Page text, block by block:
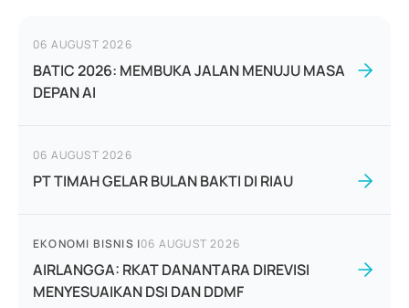
06 AUGUST 2026
BATIC 2026: MEMBUKA JALAN MENUJU MASA
DEPAN AI
06 AUGUST 2026
PT TIMAH GELAR BULAN BAKTI DI RIAU
EKONOMI BISNIS |06 AUGUST 2026
AIRLANGGA: RKAT DANANTARA DIREVISI
MENYESUAIKAN DSI DAN DDMF